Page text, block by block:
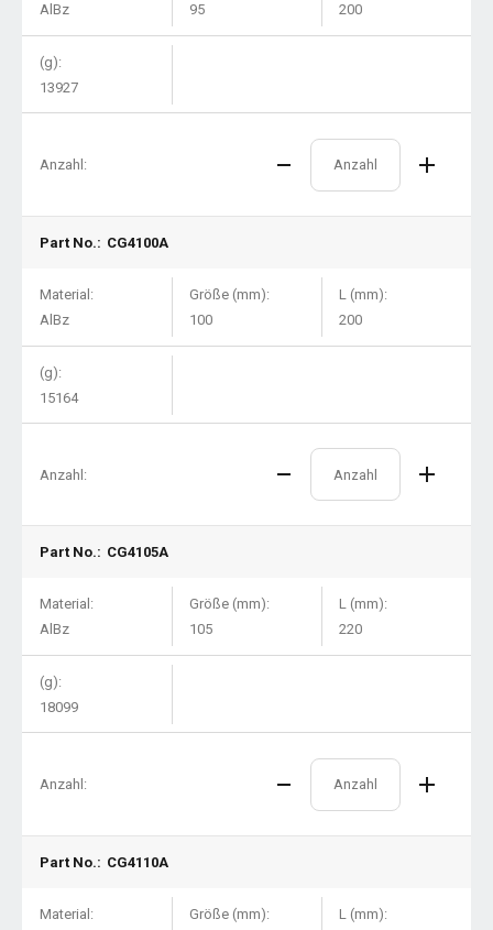
AlBz 95 200
(g):
13927
Anzahl:
Part No.: CG4100A
Material:
AlBz
Größe (mm):
100
L (mm):
200
(g):
15164
Anzahl:
Part No.: CG4105A
Material:
AlBz
Größe (mm):
105
L (mm):
220
(g):
18099
Anzahl:
Part No.: CG4110A
Material:
Größe (mm):
L (mm):